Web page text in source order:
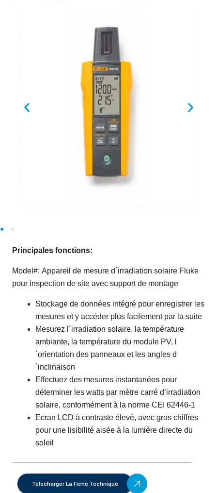
Principales fonctions:
Model#: Appareil de mesure d´irradiation solaire Fluke
pour inspection de site avec support de montage
Stockage de données intégré pour enregistrer les
mesures et y accéder plus facilement par la suite
Mesurez l´irradiation solaire, la température
ambiante, la température du module PV, l
´orientation des panneaux et les angles d
´inclinaison
Effectuez des mesures instantanées pour
déterminer les watts par mètre carré d’irradiation
solaire, conformément à la norme CEI 62446-1
Ecran LCD à contraste élevé, avec gros chiffres
pour une lisibilité aisée à la lumière directe du
soleil
Télécharger La Fiche Technique